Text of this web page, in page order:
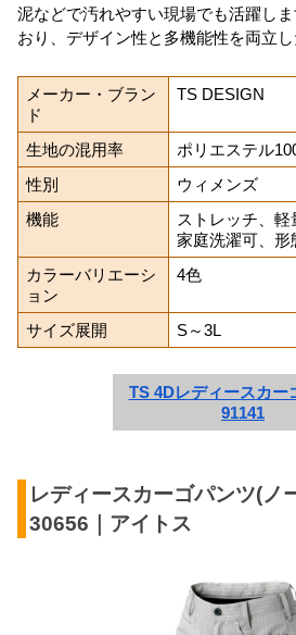
泥などで汚れやすい現場でも活躍し
おり、デザイン性と多機能性を両立し
メーカー・ブラン
ド
TS DESIGN
生地の混用率
ポリエステル
性別
ウィメンズ
機能
ストレッチ、軽
家庭洗濯可、形
カラーバリエーシ
ョン
4色
サイズ展開 S～3L
TS 4Dレディースカー
91141
レディースカーゴパンツ(ノ
30656｜アイトス